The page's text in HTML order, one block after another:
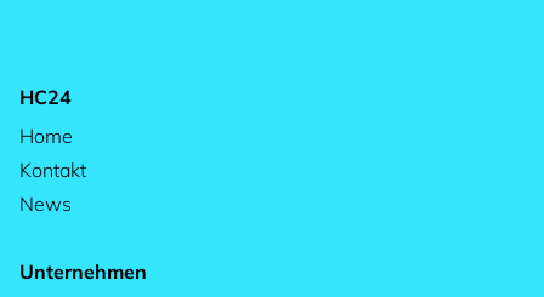
HC24
Home
Kontakt
News
Unternehmen